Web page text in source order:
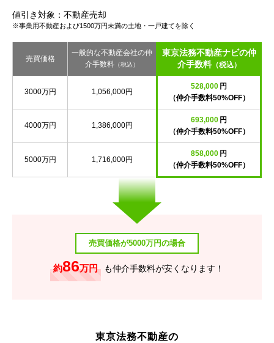
値引き対象：不動産売却
※事業用不動産および1500万円未満の土地・一戸建てを除く
売買価格
一般的な不動産会社の仲
介手数料 （税込）
東京法務不動産ナビの仲
介手数料（税込）
3000万円 1,056,000円
528,000 円
（仲介手数料50%OFF）
4000万円 1,386,000円
693,000 円
（仲介手数料50%OFF）
5000万円 1,716,000円
858,000 円
（仲介手数料50%OFF）
売買価格が5000万円の場合
約86万円 も仲介手数料が安くなります！
東京法務不動産の